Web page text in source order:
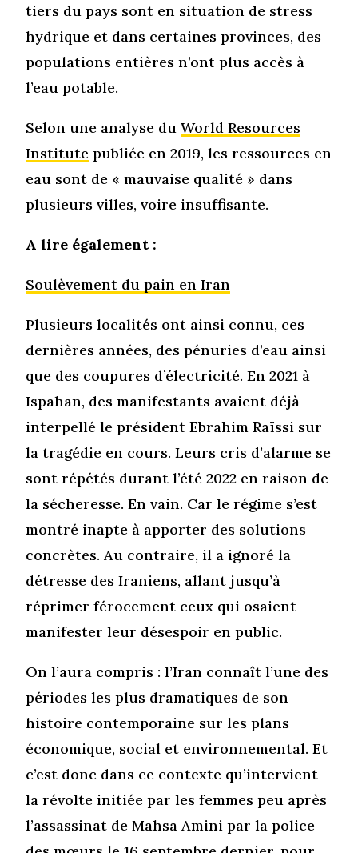
tiers du pays sont en situation de stress
hydrique et dans certaines provinces, des
populations entières n’ont plus accès à
l’eau potable.
Selon une analyse duWorld Resources
Institute publiée en 2019, les ressources en
eau sont de « mauvaise qualité » dans
plusieurs villes, voire insuffisante.
A lire également :
Soulèvement du pain en Iran
Plusieurs localités ont ainsi connu, ces
dernières années, des pénuries d’eau ainsi
que des coupures d’électricité. En 2021 à
Ispahan, des manifestants avaient déjà
interpellé le président Ebrahim Raïssi sur
la tragédie en cours. Leurs cris d’alarme se
sont répétés durant l’été 2022 en raison de
la sécheresse. En vain. Car le régime s’est
montré inapte à apporter des solutions
concrètes. Au contraire, il a ignoré la
détresse des Iraniens, allant jusqu’à
réprimer férocement ceux qui osaient
manifester leur désespoir en public.
On l’aura compris : l’Iran connaît l’une des
périodes les plus dramatiques de son
histoire contemporaine sur les plans
économique, social et environnemental. Et
c’est donc dans ce contexte qu’intervient
la révolte initiée par les femmes peu après
l’assassinat de Mahsa Amini par la police